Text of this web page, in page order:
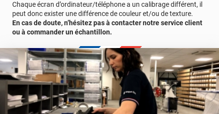
véritable, nous vous conseillons de faire une demande
d'échantillon gratuite.
Chaque écran d’ordinateur/téléphone a un calibrage différent, il
peut donc exister une différence de couleur et/ou de texture.
En cas de doute, n’hésitez pas à contacter notre service client
ou à commander un échantillon.